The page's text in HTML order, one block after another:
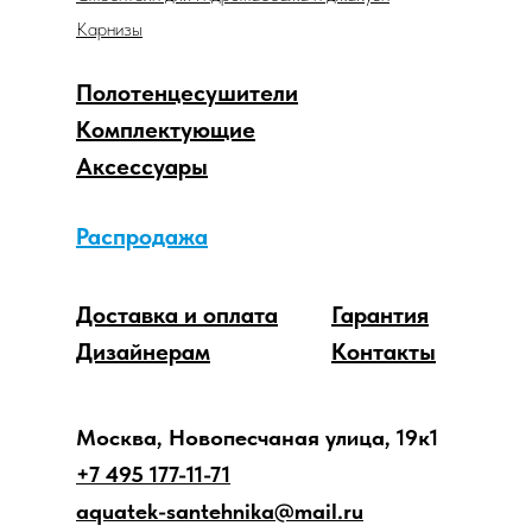
Аксессуары
Распродажа
Комплектующие
Дизайнерам
Доставка и оплата
Гарантия
Контакты
Карнизы
Полотенцесушители
Москва, Новопесчаная улица, 19к1
+7 495 177-11-71
aquatek-santehnika@mail.ru